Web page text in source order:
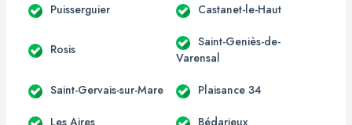
Puisserguier Castanet-le-Haut
Rosis
Saint-Geniès-de-
Varensal
Saint-Gervais-sur-Mare Plaisance 34
Les Aires Bédarieux